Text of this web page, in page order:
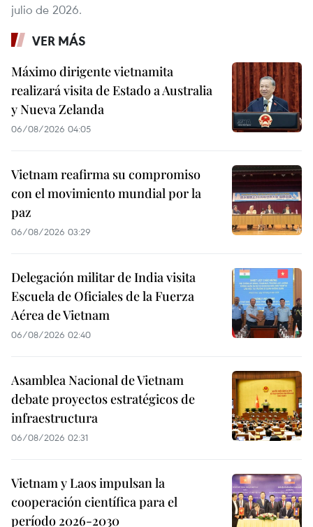
julio de 2026.
VER MÁS
Máximo dirigente vietnamita
realizará visita de Estado a Australia
y Nueva Zelanda
06/08/2026 04:05
Vietnam reafirma su compromiso
con el movimiento mundial por la
paz
06/08/2026 03:29
Delegación militar de India visita
Escuela de Oficiales de la Fuerza
Aérea de Vietnam
06/08/2026 02:40
Asamblea Nacional de Vietnam
debate proyectos estratégicos de
infraestructura
06/08/2026 02:31
Vietnam y Laos impulsan la
cooperación científica para el
período 2026-2030